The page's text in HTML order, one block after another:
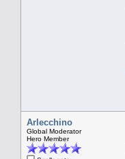
Arlecchino
Global Moderator
Hero Member